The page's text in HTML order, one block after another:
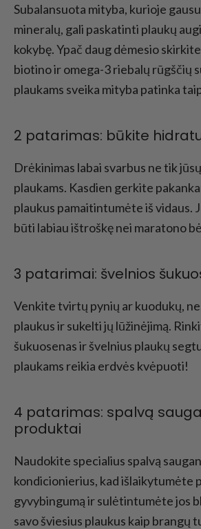
Subalansuota mityba, kurioje
mineralų, gali paskatinti plaukų
kokybę. Ypač daug dėmesio
biotino ir omega-3 riebalų rūgščių
plaukams sveika mityba patinka
2 patarimas: būkite
Drėkinimas labai svarbus ne tik
plaukams. Kasdien gerkite
plaukus pamaitintumėte iš vidaus.
būti labiau ištroškę nei maratono
3 patarimai: švelnios
Venkite tvirtų pynių ar kuodukų,
plaukus ir sukelti jų lūžinėjimą.
šukuosenas ir švelnius plaukų
plaukams reikia erdvės kvėpuoti!
4 patarimas: spalvą
produktai
Naudokite specialius spalvą
kondicionierius, kad išlaikytumėte
gyvybingumą ir sulėtintumėte jos
savo šviesius plaukus kaip brangų